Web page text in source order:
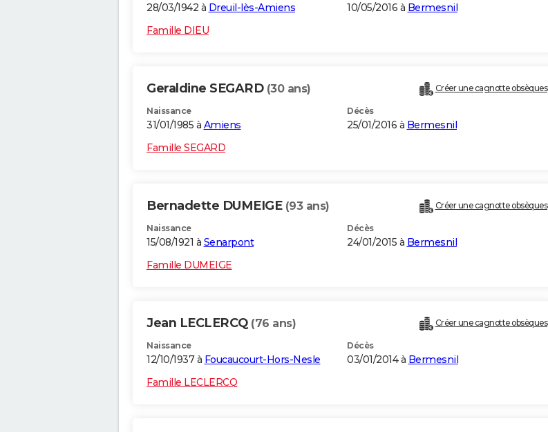
28/03/1942 à Dreuil-lès-Amiens 10/05/2016 à Bermesnil
Famille DIEU
Geraldine SEGARD (30 ans) Créer une cagnotte obsèques
Naissance
31/01/1985 à Amiens
Décès
25/01/2016 à Bermesnil
Famille SEGARD
Bernadette DUMEIGE (93 ans) Créer une cagnotte obsèques
Naissance
15/08/1921 à Senarpont
Décès
24/01/2015 à Bermesnil
Famille DUMEIGE
Jean LECLERCQ (76 ans) Créer une cagnotte obsèques
Naissance
12/10/1937 à Foucaucourt-Hors-Nesle
Décès
03/01/2014 à Bermesnil
Famille LECLERCQ